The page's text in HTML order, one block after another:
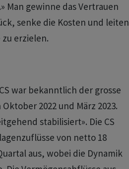
Man gewinne das Vertrauen
senke die Kosten und leiten
erzielen.
war bekanntlich der grosse
2022 und März 2023.
stabilisiert». Die CS
von netto 18
aus, wobei die Dynamik